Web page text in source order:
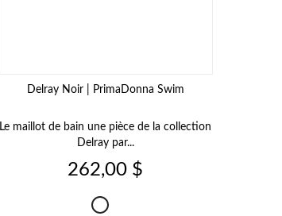
Delray Noir | PrimaDonna Swim
Le maillot de bain une pièce de la collection
Delray par...
Prix
262,00 $
Delray